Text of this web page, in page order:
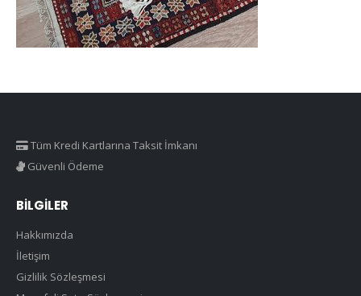
Tüm Kredi Kartlarına Taksit İmkanı
Güvenli Ödeme
BILGILER
Hakkımızda
İletişim
Gizlilik Sözleşmesi